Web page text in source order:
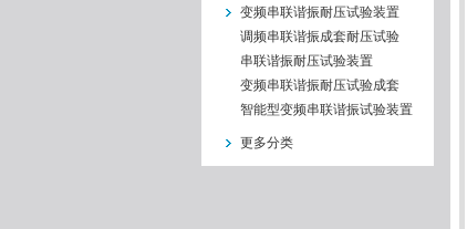
变频串联谐振耐压试验装置
调频串联谐振成套耐压试验
串联谐振耐压试验装置
变频串联谐振耐压试验成套
智能型变频串联谐振试验装置
更多分类